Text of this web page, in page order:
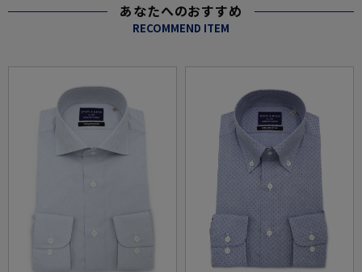
あなたへのおすすめ
RECOMMEND ITEM